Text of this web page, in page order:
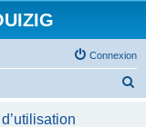
Connexion